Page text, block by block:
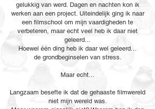
gelukkig van werd. Dagen en nachten kon ik
werken aan een project. Uiteindelijk ging ik naar
een filmschool om mijn vaardigheden te
verbeteren, maar echt veel heb ik daar niet
geleerd...
Hoewel één ding heb ik daar wel geleerd...
de grondbeginselen van stress.
Maar echt...
Langzaam besefte ik dat de gehaaste filmwereld
niet mijn wereld was.